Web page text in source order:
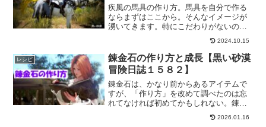
疾風の馬具の作り方。馬具を自分で作る
ならまずはここから。そんなイメージが
湧いてきます。特にこだわりがないので
あれば、まずは「疾風の馬具」が作って
みて、使っていく内に、自分の要望に合
わせた馬具にステップアップしていけば
いいんじゃないでしょうか。
2024.10.15
レシピ
錬金石の作り方と成長【黒い砂漠
冒険日誌１５８２】
錬金石は、かなり前からあるアイテムで
すが、「作り方」を改めて調べたのは忘
れてなければ初めてかもしれない。錬金
石の作り方と成長について調べたこと
を、まとめておきました。作る、成長さ
2026.01.16